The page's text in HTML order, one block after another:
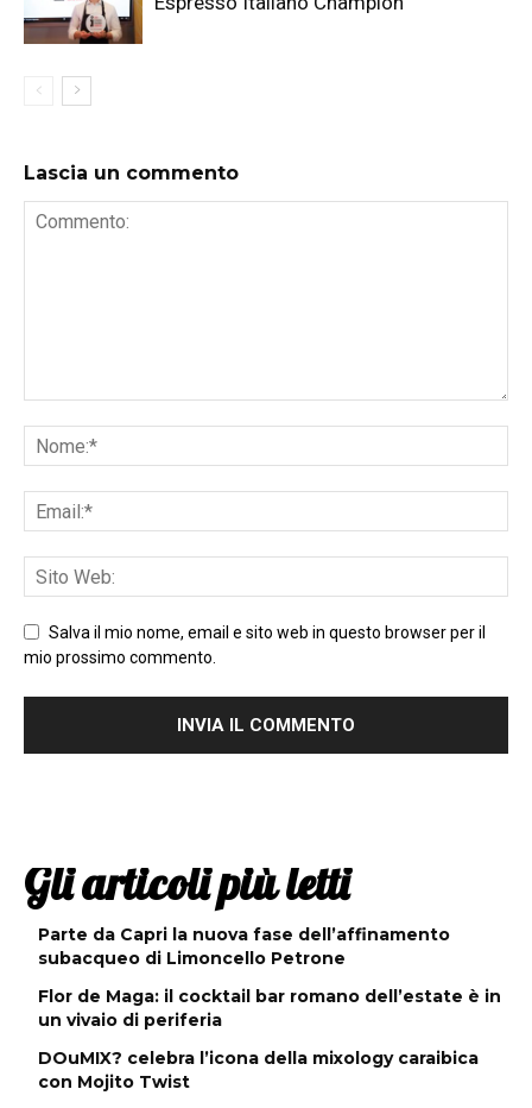
Lascia un commento
Salva il mio nome, email e sito web in questo browser per il
mio prossimo commento.
Gli articoli più letti
Parte da Capri la nuova fase dell’affinamento
subacqueo di Limoncello Petrone
Flor de Maga: il cocktail bar romano dell’estate è in
un vivaio di periferia
DOuMIX? celebra l’icona della mixology caraibica
con Mojito Twist